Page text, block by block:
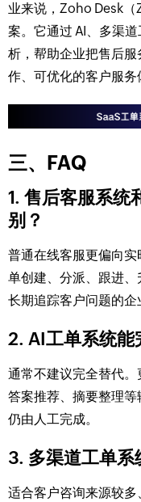
业来说，Zoho Desk
案。它通过 AI、多渠
析，帮助企业把售后
作、可优化的客户服务
三、FAQ
1. 售后客服系统
别？
普通在线客服更偏向
单创建、分派、跟进
长期追踪客户问题的企
2. AI工单系统能
通常不建议完全替代。
答案推荐、摘要整理
仍由人工完成。
3. 多渠道工单系
适合客户咨询来源较